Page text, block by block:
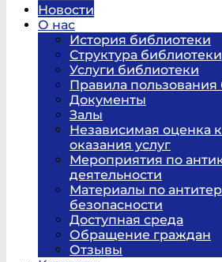
Новости
О нас
История библиотеки
Структура библиотеки
Услуги библиотеки
Правила пользования
Документы
Залы
Независимая оценка
оказания услуг
Мероприятия по
деятельности
Материалы по
безопасности
Доступная среда
Обращение граждан
Отзывы